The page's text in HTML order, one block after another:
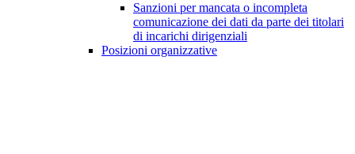
Sanzioni per mancata o incompleta
comunicazione dei dati da parte dei titolari
di incarichi dirigenziali
Posizioni organizzative